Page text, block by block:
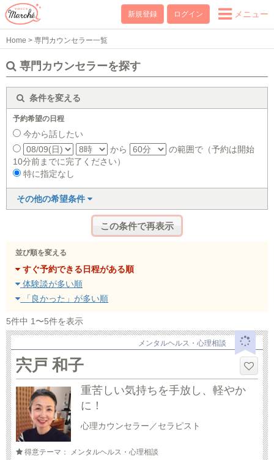
新規登録 ログイン メニュー
Home > 専門カウンセラー一覧
専門カウンセラーを探す
条件を変える
予約希望の日程
今から話したい
から
の範囲で（予約は開始
10分前までに完了ください）
特に指定なし
その他の希望条件
並び順を変える
すぐ予約できる日程がある順
体験談が多い順
「良かった」が多い順
5件中 1〜5件を表示
メンタルヘルス・心理相談
宍戸 和子
重苦しい気持ちを手放し、軽やか
に！
心理カウンセラー／セラピスト
得意テーマ： メンタルヘルス・心理相談